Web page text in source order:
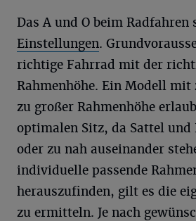
Das A und O beim Radfahren
Einstellungen.
richtige Fahrrad mit der
Rahmenhöhe. Ein Modell mit
zu großer Rahmenhöhe
optimalen Sitz, da Sattel
oder zu nah auseinander
individuelle passende
herauszufinden, gilt es die
zu ermitteln. Je nach